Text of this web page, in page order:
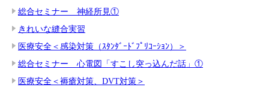
総合セミナー 神経所見①
きれいな縫合実習
医療安全＜感染対策（ｽﾀﾝﾀﾞｰﾄﾞﾌﾟﾘｺｰｼｮﾝ）＞
総合セミナー 心電図「すこし突っ込んだ話」①
医療安全＜褥瘡対策、DVT対策＞